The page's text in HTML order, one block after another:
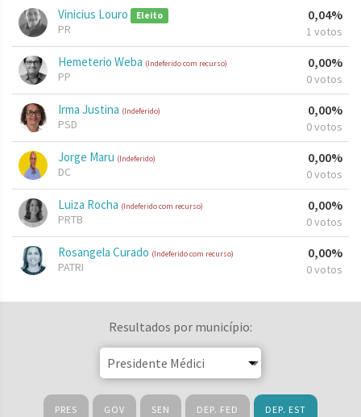
Vinicius Louro Eleito
PR
0,04%
1 votos
Hemeterio Weba (Indeferido com recurso)
PP
0,00%
0 votos
Irma Justina (Indeferido)
PSD
0,00%
0 votos
Jorge Maru (Indeferido)
DC
0,00%
0 votos
Luiza Rocha (Indeferido com recurso)
PRTB
0,00%
0 votos
Rosangela Curado (Indeferido com recurso)
PATRI
0,00%
0 votos
Resultados por município:
PRES GOV SEN DEP. FED DEP. EST